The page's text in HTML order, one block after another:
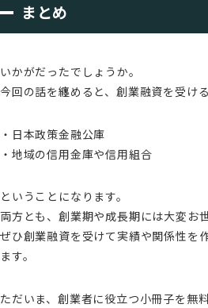
まとめ
いかがだったでしょうか。
今回の話を纏めると、創業融資を受け
・日本政策金融公庫
・地域の信用金庫や信用組合
ということになります。
両方とも、創業期や成長期には大変お
ぜひ創業融資を受けて実績や関係性を
ます。
ただいま、創業者に役立つ小冊子を無